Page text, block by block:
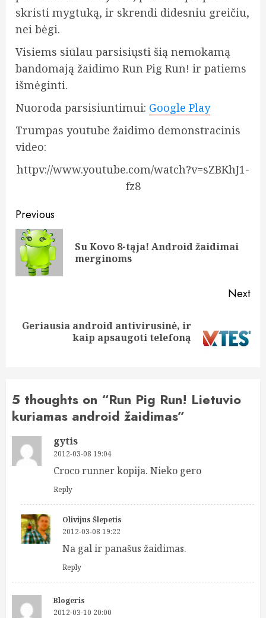
skristi mygtuką, ir skrendi didesniu greičiu,
nei bėgi.
Visiems siūlau parsisiųsti šią nemokamą
bandomają žaidimo Run Pig Run! ir patiems
išmėginti.
Nuoroda parsisiuntimui: Google Play
Trumpas youtube žaidimo demonstracinis
video:
httpv://www.youtube.com/watch?v=sZBKhJ1-
fz8
Post
navigation
Previous
Su Kovo 8-tąja! Android žaidimai
merginoms
Next
Next
Geriausia android antivirusinė, ir
kaip apsaugoti telefoną
5 thoughts on “Run Pig Run! Lietuvio
kuriamas android žaidimas”
gytis
2012-03-08 19:04
Croco runner kopija. Nieko gero
Reply
Olivijus Šlepetis
2012-03-08 19:22
Na gal ir panašus žaidimas.
Reply
Blogeris
2012-03-10 20:00